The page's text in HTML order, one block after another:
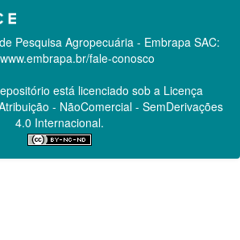
Pesquisa Agropecuária - Embrapa SAC:
fale-conosco
está licenciado sob a Licença
- NãoComercial - SemDerivações
4.0 Internacional.